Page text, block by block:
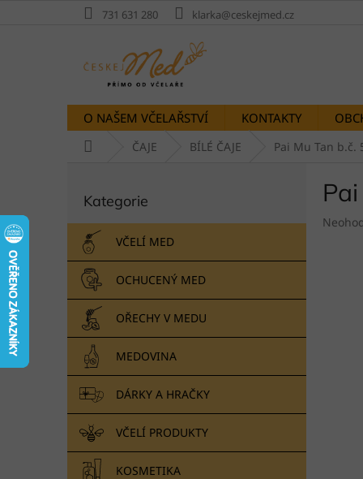
731 631 280 klarka@ceskejmed.cz
O NAŠEM VČELAŘSTVÍ KONTAKTY
ČAJE BÍLÉ ČAJE Pai Mu Tan b.č.
t
a
n
p
kategorie
Kategorie
VČELÍ MED
OCHUCENÝ MED
OŘECHY V MEDU
MEDOVINA
DÁRKY A HRAČKY
VČELÍ PRODUKTY
KOSMETIKA